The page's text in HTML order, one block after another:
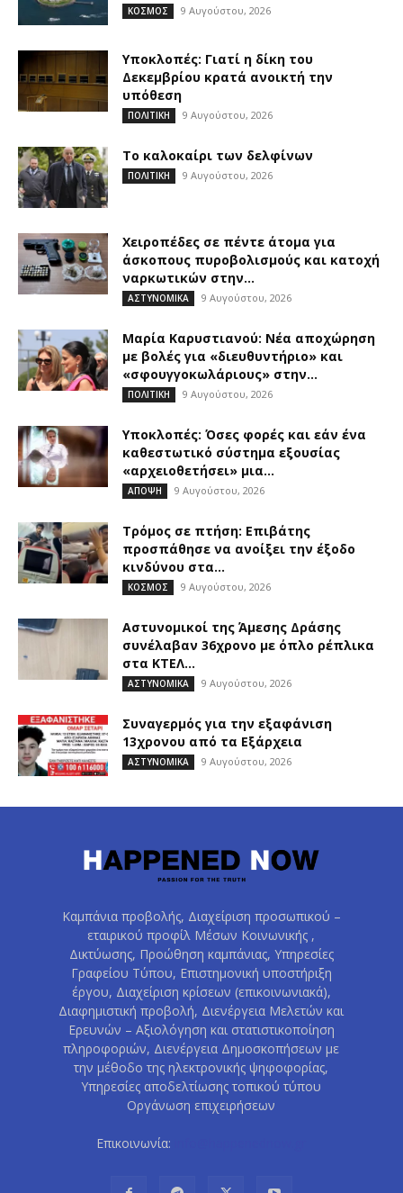
ΚΟΣΜΟΣ 9 Αυγούστου, 2026
Υποκλοπές: Γιατί η δίκη του
Δεκεμβρίου κρατά ανοικτή την
υπόθεση
ΠΟΛΙΤΙΚΗ 9 Αυγούστου, 2026
Το καλοκαίρι των δελφίνων
ΠΟΛΙΤΙΚΗ 9 Αυγούστου, 2026
Χειροπέδες σε πέντε άτομα για
άσκοπους πυροβολισμούς και κατοχή
ναρκωτικών στην...
ΑΣΤΥΝΟΜΙΚΑ 9 Αυγούστου, 2026
Μαρία Καρυστιανού: Νέα αποχώρηση
με βολές για «διευθυντήριο» και
«σφουγγοκωλάριους» στην...
ΠΟΛΙΤΙΚΗ 9 Αυγούστου, 2026
Υποκλοπές: Όσες φορές και εάν ένα
καθεστωτικό σύστημα εξουσίας
«αρχειοθετήσει» μια...
ΑΠΟΨΗ 9 Αυγούστου, 2026
Τρόμος σε πτήση: Επιβάτης
προσπάθησε να ανοίξει την έξοδο
κινδύνου στα...
ΚΟΣΜΟΣ 9 Αυγούστου, 2026
Αστυνομικοί της Άμεσης Δράσης
συνέλαβαν 36χρονο με όπλο ρέπλικα
στα ΚΤΕΛ...
ΑΣΤΥΝΟΜΙΚΑ 9 Αυγούστου, 2026
Συναγερμός για την εξαφάνιση
13χρονου από τα Εξάρχεια
ΑΣΤΥΝΟΜΙΚΑ 9 Αυγούστου, 2026
Καμπάνια προβολής, Διαχείριση προσωπικού –
εταιρικού προφίλ Μέσων Κοινωνικής ,
Δικτύωσης, Προώθηση καμπάνιας, Υπηρεσίες
Γραφείου Τύπου, Επιστημονική υποστήριξη
έργου, Διαχείριση κρίσεων (επικοινωνιακά),
Διαφημιστική προβολή, Διενέργεια Μελετών και
Ερευνών – Αξιολόγηση και στατιστικοποίηση
πληροφοριών, Διενέργεια Δημοσκοπήσεων με
την μέθοδο της ηλεκτρονικής ψηφοφορίας,
Υπηρεσίες αποδελτίωσης τοπικού τύπου
Οργάνωση επιχειρήσεων
Επικοινωνία: